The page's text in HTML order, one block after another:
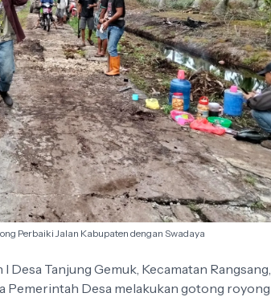
Perbaiki Jalan Kabupaten dengan Swadaya
I Desa Tanjung Gemuk, Kecamatan Rangsang,
Pemerintah Desa melakukan gotong royong